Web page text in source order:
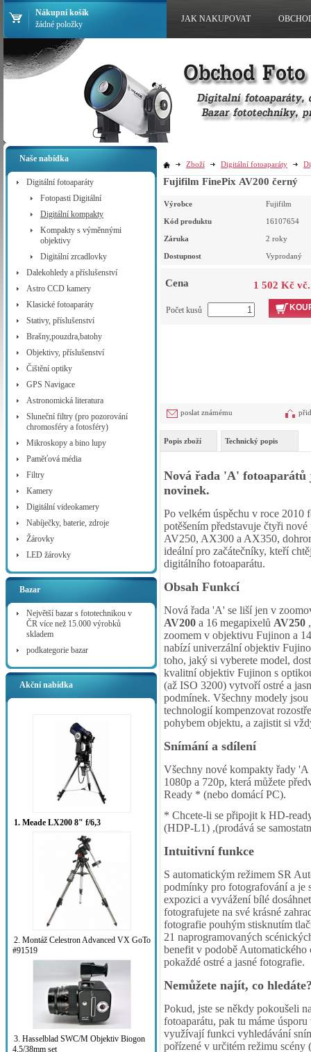
Naše nabídka
Digitální fotoaparáty
Fotopasti Digitální
Digitální kompakty
Kompakty s výměnnými
objektivy
Digitální zrcadlovky
Dalekohledy a příslušenství
Astro CCD kamery
Klasické fotoaparáty
Stativy, příslušenství
Brašny,pouzdra,batohy
Objektivy, příslušenství
Čištění optiky
GPS Navigace
Astronomická literatura
Sluneční filtry (pro pozorování
chromosféry a fotosféry)
Mikroskopy a bino lupy
Paměťová média
Filtry
Kamery
Digitální videokamery
Nabíječky, baterie, zdroje
Žárovky
LED žárovky
Bazar
Největší bazar s fototechnikou v
ČR více než 15.000 výrobků
skladem
podkategorie bazar
Akční nabídka
1. Meade LX200 8" f/6,3
2. Montáž Celestron Advanced VX GoTo
#91519
3. Hasselblad SWC/M Objektiv Biogon
4,5/38mm set
Zboží Digitální fotoaparáty
Fujifilm FinePix AV200 černý
Výrobce Fujifilm
Kód produktu 16107654
Záruka 2 roky
Dostupnost Vyprodaný
Cena 1 502 Kč
Počet kusů
poslat známému
Popis zboží Technický popis
Nová řada 'A' fotoaparátů
novinek.
Po velkém úspěchu v roce
potěšením představuje čtyři
AV250, AX300 a AX350,
ideální pro začátečníky, kteří
digitálního fotoaparátu.
Obsah Funkcí
Nová řada 'A' se liší jen v
AV200 a 16 megapixelů AV250
zoomem v objektivu Fujinon a
nabízí univerzální objektiv
toho, jaký si vyberete model,
kvalitní objektiv Fujinon s
(až ISO 3200) vytvoří ostré a
podmínek. Všechny modely
technologií kompenzovat
pohybem objektu, a zajistit si
Snímání a sdílení
Všechny nové kompakty řady
1080p a 720p, která můžete
Ready * (nebo domácí PC).
* Chcete-li se připojit k HD-
(HDP-L1) ,(prodává se
Intuitivní funkce
S automatickým režimem SR
podmínky pro fotografování a je
expozici a vyvážení bílé
fotografujete na své krásné
fotografie pouhým stisknutím
21 naprogramovaných
benefit v podobě
pokaždé ostré a jasné fotografie.
Nemůžete najít, co
Pokud, jste se někdy pokoušeli
fotoaparátu, pak tu máme
využívají funkci vyhledávání
pořízené v určitém režimu
Nákupní košík
žádné položky
JAK NAKUPOVAT